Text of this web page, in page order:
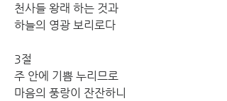
천사들 왕래 하는 것과
하늘의 영광 보리로다
3절
주 안에 기쁨 누리므로
마음의 풍랑이 잔잔하니